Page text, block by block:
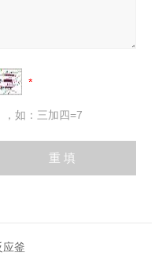
如：三加四=7
应釜